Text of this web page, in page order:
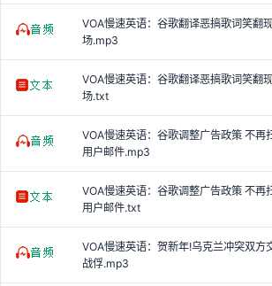
VOA慢速英语：谷歌翻译恶搞歌词笑翻
场.mp3
VOA慢速英语：谷歌翻译恶搞歌词笑翻
场.txt
VOA慢速英语：谷歌调整广告政策 不再
用户邮件.mp3
VOA慢速英语：谷歌调整广告政策 不再
用户邮件.txt
VOA慢速英语：贺新年!乌克兰冲突双方
战俘.mp3